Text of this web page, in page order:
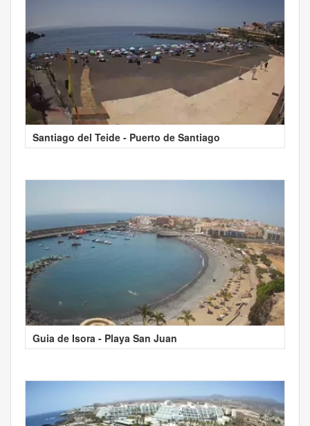
Santiago del Teide - Puerto de Santiago
Guia de Isora - Playa San Juan